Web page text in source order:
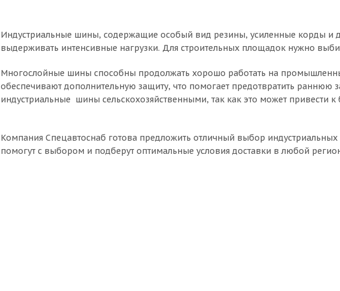
Индустриальные шины, содержащие особый вид резины, усиленные корды и
выдерживать интенсивные нагрузки. Для строительных площадок нужно
Многослойные шины способны продолжать хорошо работать на
обеспечивают дополнительную защиту, что помогает предотвратить раннюю
индустриальные шины сельскохозяйственными, так как это может привести к
Компания Спецавтоснаб готова предложить отличный выбор
помогут с выбором и подберут оптимальные условия доставки в любой